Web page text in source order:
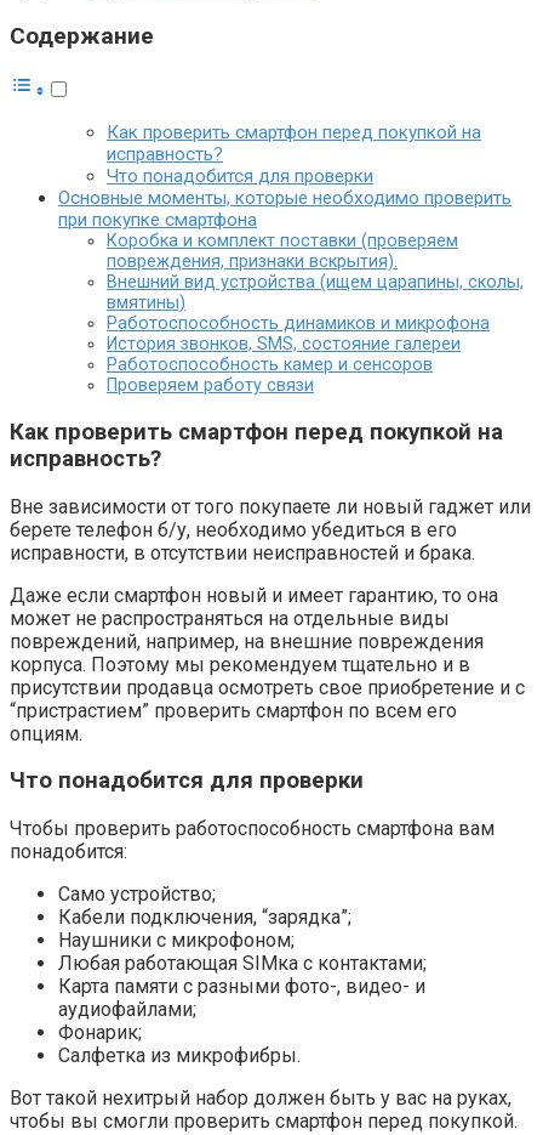
Содержание
Как проверить смартфон перед покупкой на
исправность?
Что понадобится для проверки
Основные моменты, которые необходимо проверить
при покупке смартфона
Коробка и комплект поставки (проверяем
повреждения, признаки вскрытия).
Внешний вид устройства (ищем царапины, сколы,
вмятины)
Работоспособность динамиков и микрофона
История звонков, SMS, состояние галереи
Работоспособность камер и сенсоров
Проверяем работу связи
Как проверить смартфон перед покупкой на
исправность?
Вне зависимости от того покупаете ли новый гаджет или
берете телефон б/у, необходимо убедиться в его
исправности, в отсутствии неисправностей и брака.
Даже если смартфон новый и имеет гарантию, то она
может не распространяться на отдельные виды
повреждений, например, на внешние повреждения
корпуса. Поэтому мы рекомендуем тщательно и в
присутствии продавца осмотреть свое приобретение и с
“пристрастием” проверить смартфон по всем его
опциям.
Что понадобится для проверки
Чтобы проверить работоспособность смартфона вам
понадобится:
Само устройство;
Кабели подключения, “зарядка”;
Наушники с микрофоном;
Любая работающая SIMка с контактами;
Карта памяти с разными фото-, видео- и
аудиофайлами;
Фонарик;
Салфетка из микрофибры.
Вот такой нехитрый набор должен быть у вас на руках,
чтобы вы смогли проверить смартфон перед покупкой.